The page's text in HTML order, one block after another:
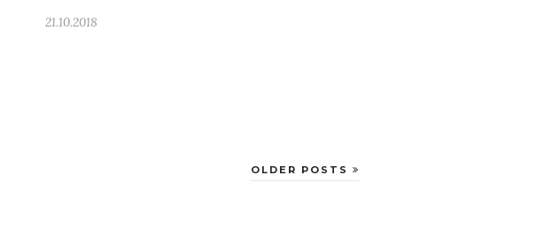
21.10.2018
OLDER POSTS